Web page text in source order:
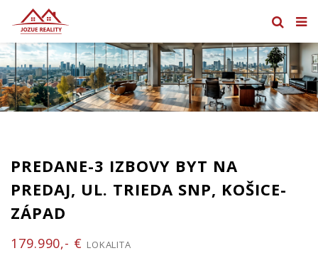
PREDANE-3 IZBOVY BYT NA
PREDAJ, UL. TRIEDA SNP, KOŠICE-
ZÁPAD
179.990,- € LOKALITA